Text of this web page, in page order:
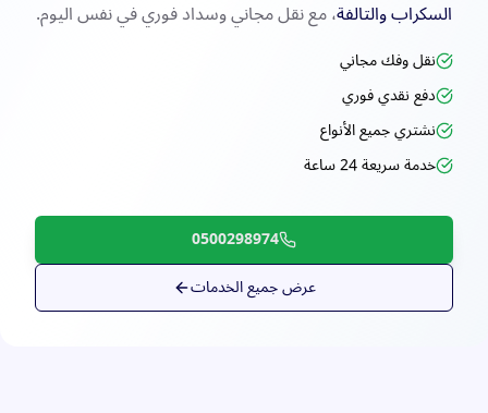
السكراب والتالفة، مع نقل مجاني وسداد فوري في نفس اليوم.
نقل وفك مجاني
دفع نقدي فوري
نشتري جميع الأنواع
خدمة سريعة 24 ساعة
0500298974
عرض جميع الخدمات